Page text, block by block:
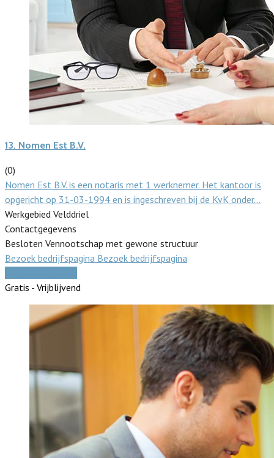
13. Nomen Est B.V.
(0)
Nomen Est B.V. is een notaris met 1 werknemer. Het kantoor is
opgericht op 31-03-1994 en is ingeschreven bij de KvK onder…
Werkgebied Velddriel
Contactgegevens
Besloten Vennootschap met gewone structuur
Bezoek bedrijfspagina Bezoek bedrijfspagina
Gratis - Vrijblijvend